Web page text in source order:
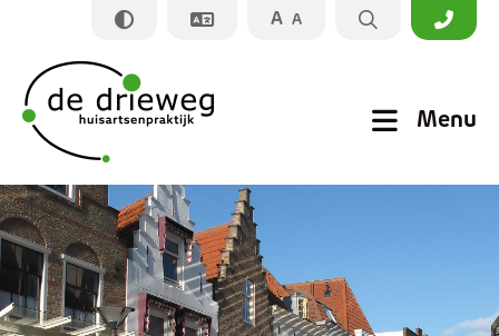
Praktijkinformatie
Apotheek
A A
Menu